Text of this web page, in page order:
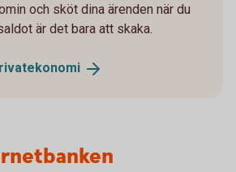
och sköt dina ärenden när du
är det bara att skaka.